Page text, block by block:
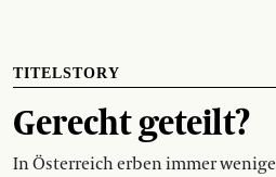
TITELSTORY
Gerecht geteilt?
In Österreich erben immer